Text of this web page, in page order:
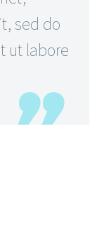
sed do
ut labore